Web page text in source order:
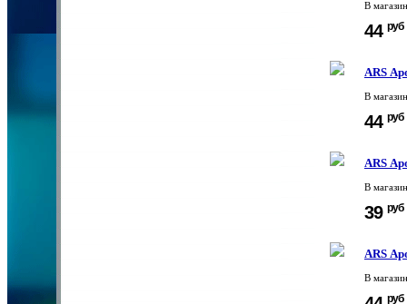
В
44 руб
ARS
В
44 руб
ARS
В
39 руб
ARS
В
руб